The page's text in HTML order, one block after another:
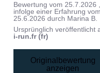
Bewertung vom25.7.2026
infolge einer Erfahrung
25.6.2026 durch Marina B.
Ursprünglich veröffentlicht
i-run.fr (fr)
Originalbewertung
anzeigen